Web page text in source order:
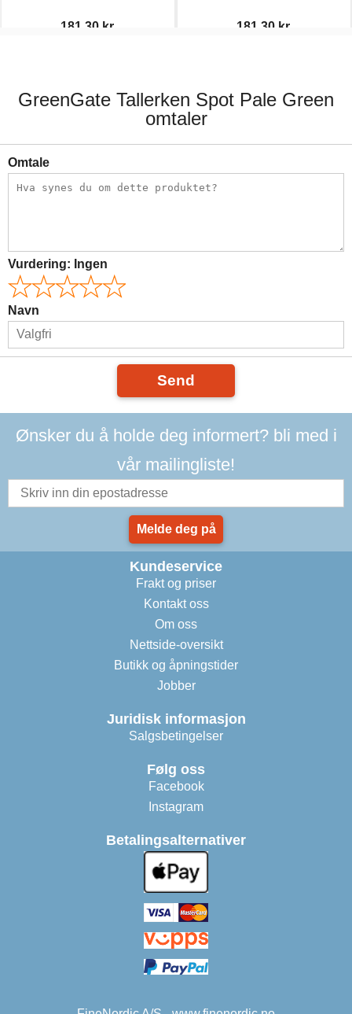
181,30 kr. 181,30 kr.
GreenGate Tallerken Spot Pale Green
omtaler
Omtale
Vurdering: Ingen
Navn
Send
Ønsker du å holde deg informert? bli med i
vår mailingliste!
Melde deg på
Kundeservice
Frakt og priser
Kontakt oss
Om oss
Nettside-oversikt
Butikk og åpningstider
Jobber
Juridisk informasjon
Salgsbetingelser
Følg oss
Facebook
Instagram
Betalingsalternativer